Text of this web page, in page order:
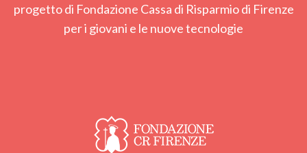
progetto di Fondazione Cassa di Risparmio di Firenze
per i giovani e le nuove tecnologie